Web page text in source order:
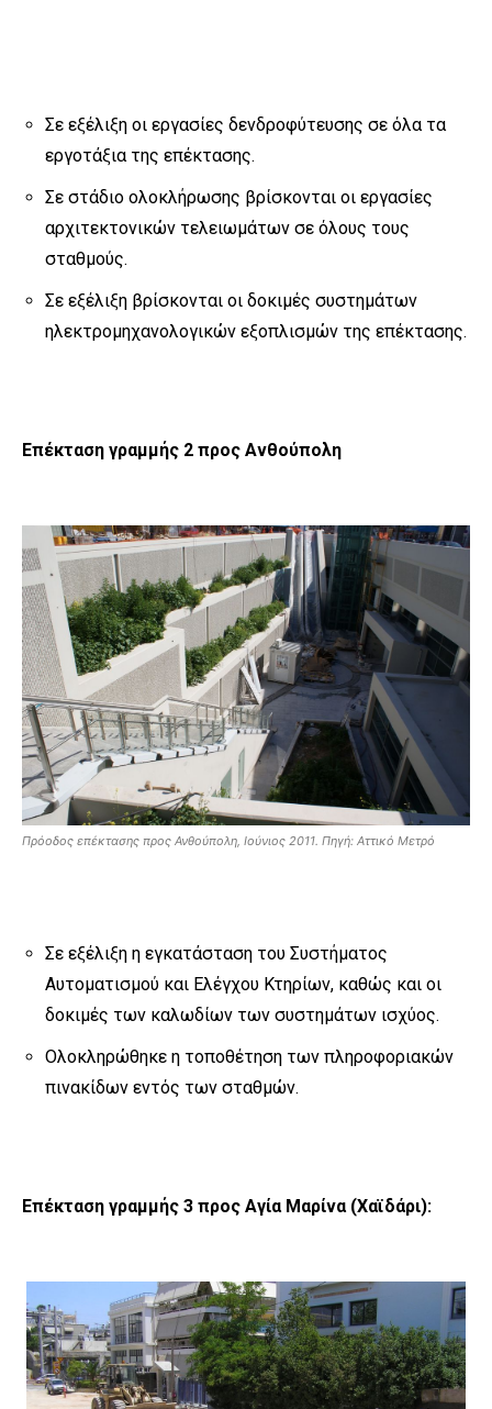
Σε εξέλιξη οι εργασίες δενδροφύτευσης σε όλα τα
εργοτάξια της επέκτασης.
Σε στάδιο ολοκλήρωσης βρίσκονται οι εργασίες
αρχιτεκτονικών τελειωμάτων σε όλους τους
σταθμούς.
Σε εξέλιξη βρίσκονται οι δοκιμές συστημάτων
ηλεκτρομηχανολογικών εξοπλισμών της επέκτασης.
Επέκταση γραμμής 2 προς Ανθούπολη
Πρόοδος επέκτασης προς Ανθούπολη, Ιούνιος 2011. Πηγή: Αττικό Μετρό
Σε εξέλιξη η εγκατάσταση του Συστήματος
Αυτοματισμού και Ελέγχου Κτηρίων, καθώς και οι
δοκιμές των καλωδίων των συστημάτων ισχύος.
Ολοκληρώθηκε η τοποθέτηση των πληροφοριακών
πινακίδων εντός των σταθμών.
Επέκταση γραμμής 3 προς Αγία Μαρίνα (Χαϊδάρι):